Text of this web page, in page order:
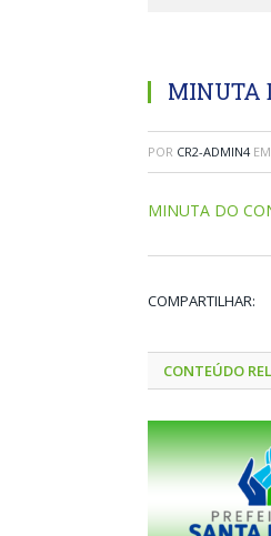
MINUTA
POR CR2-ADMIN4 EM
MINUTA DO
COMPARTILHAR:
CONTEÚDO